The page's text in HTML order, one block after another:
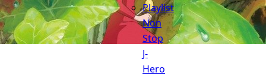
Playlist
Non
Stop
J-
Hero